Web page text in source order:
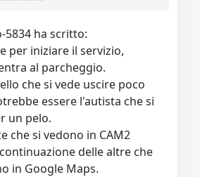
5834 ha scritto:
per iniziare il servizio,
al parcheggio.
che si vede uscire poco
essere l'autista che si
un pelo.
che si vedono in CAM2
delle altre che
in Google Maps.